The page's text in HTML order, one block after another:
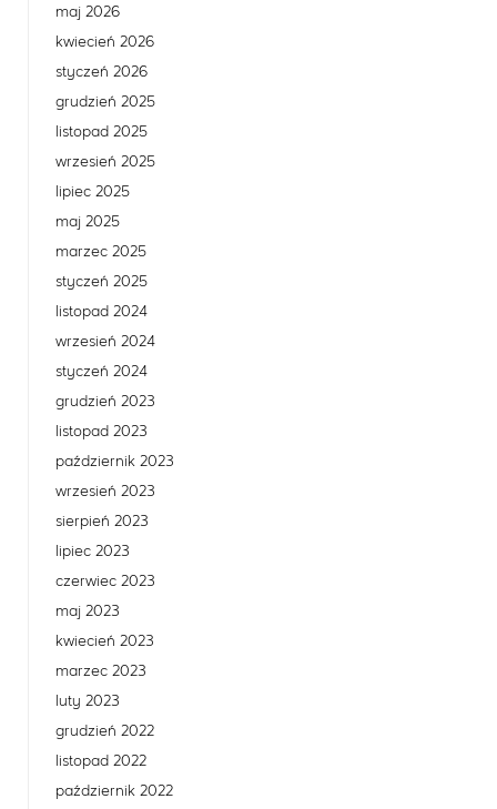
maj 2026
kwiecień 2026
styczeń 2026
grudzień 2025
listopad 2025
wrzesień 2025
lipiec 2025
maj 2025
marzec 2025
styczeń 2025
listopad 2024
wrzesień 2024
styczeń 2024
grudzień 2023
listopad 2023
październik 2023
wrzesień 2023
sierpień 2023
lipiec 2023
czerwiec 2023
maj 2023
kwiecień 2023
marzec 2023
luty 2023
grudzień 2022
listopad 2022
październik 2022